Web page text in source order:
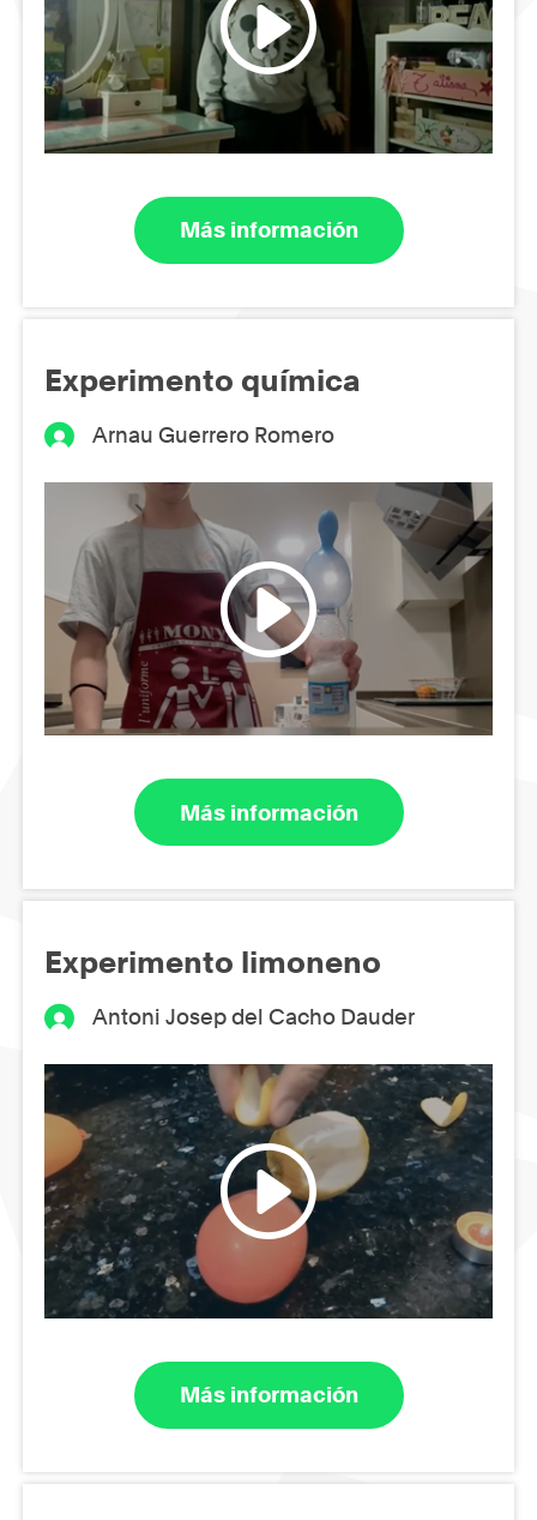
Más información
Experimento química
Arnau Guerrero Romero
Más información
Experimento limoneno
Antoni Josep del Cacho Dauder
Más información